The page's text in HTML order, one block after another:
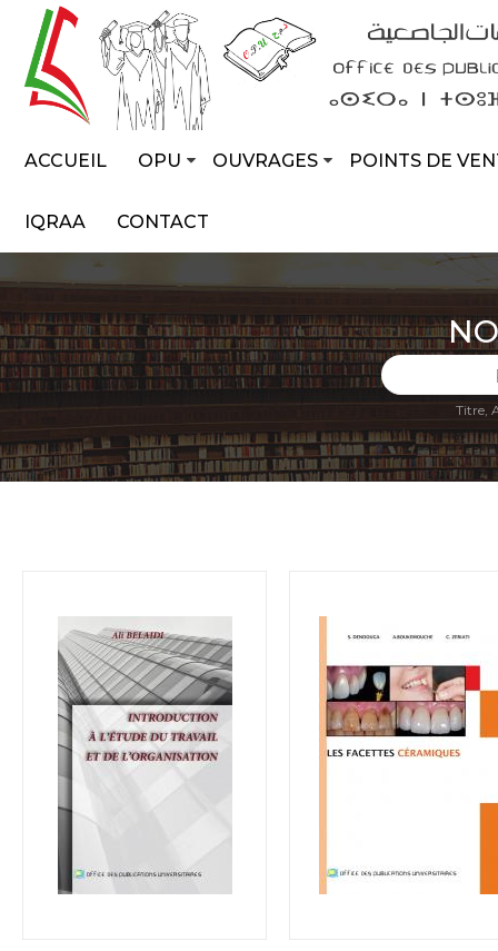
ACCUEIL OPU OUVRAGES POINTS DE
IQRAA CONTACT
Titre,